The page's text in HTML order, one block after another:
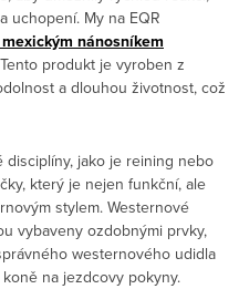
uchopení. My na EQR
nánosníkem
produkt je vyroben z
a dlouhou životnost, což
disciplíny, jako je reining nebo
který je nejen funkční, ale
stylem. Westernové
vybaveny ozdobnými prvky,
westernového udidla
na jezdcovy pokyny.